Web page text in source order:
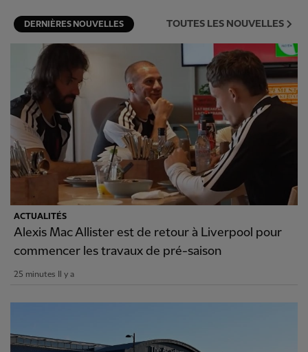
DERNIÈRES NOUVELLES TOUTES LES NOUVELLES
ACTUALITÉS
Alexis Mac Allister est de retour à Liverpool pour
commencer les travaux de pré-saison
25 minutes Il y a